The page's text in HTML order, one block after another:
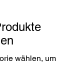
wählen, um